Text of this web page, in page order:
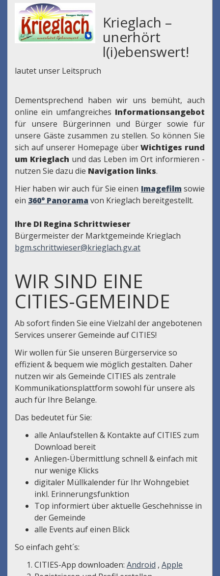
Krieglach –
unerhört
l(i)ebenswert!
lautet unser Leitspruch
Dementsprechend haben wir uns bemüht, auch
online ein umfangreiches Informationsangebot
für unsere Bürgerinnen und Bürger sowie für
unsere Gäste zusammen zu stellen. So können Sie
sich auf unserer Homepage überWichtiges rund
um Krieglach und das Leben im Ort informieren -
nutzen Sie dazu die Navigation links.
Hier haben wir auch für Sie einen Imagefilm sowie
ein 360° Panorama von Krieglach bereitgestellt.
Ihre DI Regina Schrittwieser
Bürgermeister der Marktgemeinde Krieglach
bgm.schrittwieser@krieglach.gv.at
WIR SIND EINE
CITIES-GEMEINDE
Ab sofort finden Sie eine Vielzahl der angebotenen
Services unserer Gemeinde auf CITIES!
Wir wollen für Sie unseren Bürgerservice so
effizient & bequem wie möglich gestalten. Daher
nutzen wir als Gemeinde CITIES als zentrale
Kommunikationsplattform sowohl für unsere als
auch für Ihre Belange.
Das bedeutet für Sie:
alle Anlaufstellen & Kontakte auf CITIES zum
Download bereit
Anliegen-Übermittlung schnell & einfach mit
nur wenige Klicks
digitaler Müllkalender für Ihr Wohngebiet
inkl. Erinnerungsfunktion
Top informiert über aktuelle Geschehnisse in
der Gemeinde
alle Events auf einen Blick
So einfach geht´s:
CITIES-App downloaden: Android , Apple